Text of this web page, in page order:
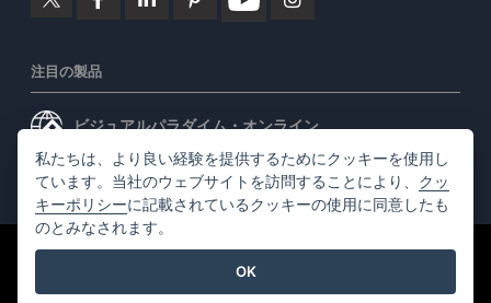
注目の製品
ビジュアルパラダイム・オンライン
ビジュアルパラダイムデスクトップ
©2026 by Visual Paradigm. 全ての権利を有する
私たちは、より良い経験を提供するためにクッキーを使用し
ています。当社のウェブサイトを訪問することにより、 クッ
キーポリシーに記載されているクッキーの使用に同意したも
のとみなされます。
OK